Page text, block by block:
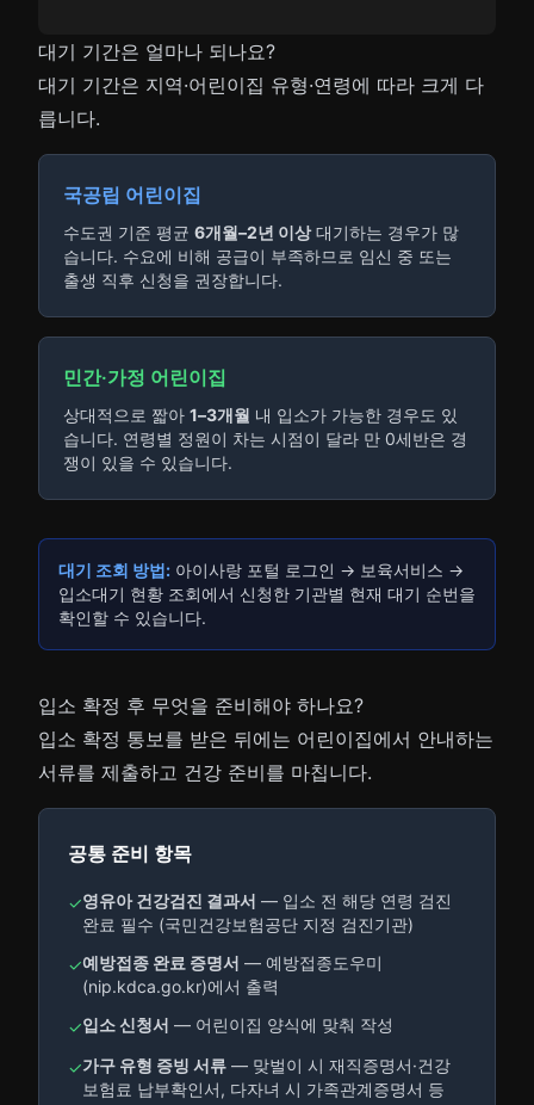
대기 기간은 얼마나 되나요?
대기 기간은 지역·어린이집 유형·연령에 따라 크게 다
릅니다.
국공립 어린이집
수도권 기준 평균 6개월–2년 이상대기하는 경우가 많
습니다. 수요에 비해 공급이 부족하므로 임신 중 또는
출생 직후 신청을 권장합니다.
민간·가정 어린이집
상대적으로 짧아 1–3개월 내 입소가 가능한 경우도 있
습니다. 연령별 정원이 차는 시점이 달라 만 0세반은 경
쟁이 있을 수 있습니다.
대기 조회 방법: 아이사랑 포털 로그인 → 보육서비스 →
입소대기 현황 조회에서 신청한 기관별 현재 대기 순번을
확인할 수 있습니다.
입소 확정 후 무엇을 준비해야 하나요?
입소 확정 통보를 받은 뒤에는 어린이집에서 안내하는
서류를 제출하고 건강 준비를 마칩니다.
공통 준비 항목
✓영유아 건강검진 결과서 — 입소 전 해당 연령 검진
완료 필수 (국민건강보험공단 지정 검진기관)
✓예방접종 완료 증명서 — 예방접종도우미
(nip.kdca.go.kr)에서 출력
✓입소 신청서 — 어린이집 양식에 맞춰 작성
✓가구 유형 증빙 서류 — 맞벌이 시 재직증명서·건강
보험료 납부확인서, 다자녀 시 가족관계증명서 등